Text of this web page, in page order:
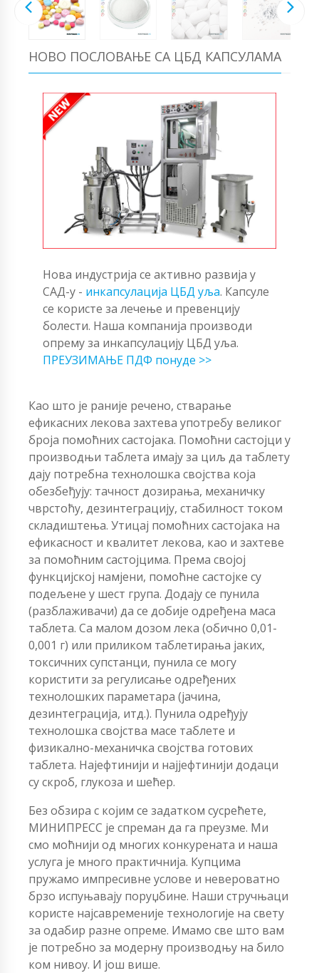
НОВО ПОСЛОВАЊЕ СА ЦБД КАПСУЛАМА
Нова индустрија се активно развија у
САД-у - инкапсулација ЦБД уља. Капсуле
се користе за лечење и превенцију
болести. Наша компанија производи
опрему за инкапсулацију ЦБД уља.
ПРЕУЗИМАЊЕ ПДФ понуде >>
Као што је раније речено, стварање
ефикасних лекова захтева употребу великог
броја помоћних састојака. Помоћни састојци у
производњи таблета имају за циљ да таблету
дају потребна технолошка својства која
обезбеђују: тачност дозирања, механичку
чврстоћу, дезинтеграцију, стабилност током
складиштења. Утицај помоћних састојака на
ефикасност и квалитет лекова, као и захтеве
за помоћним састојцима. Према својој
функцијској намјени, помоћне састојке су
подељене у шест група. Додају се пунила
(разблаживачи) да се добије одређена маса
таблета. Са малом дозом лека (обично 0,01-
0,001 г) или приликом таблетирања јаких,
токсичних супстанци, пунила се могу
користити за регулисање одређених
технолошких параметара (јачина,
дезинтеграција, итд.). Пунила одређују
технолошка својства масе таблете и
физикално-механичка својства готових
таблета. Најефтинији и најјефтинији додаци
су скроб, глукоза и шећер.
Без обзира с којим се задатком сусрећете,
МИНИПРЕСС је спреман да га преузме. Ми
смо моћнији од многих конкурената и наша
услуга је много практичнија. Купцима
пружамо импресивне услове и невероватно
брзо испуњавају поруџбине. Наши стручњаци
користе најсавременије технологије на свету
за одабир разне опреме. Имамо све што вам
је потребно за модерну производњу на било
ком нивоу. И још више.